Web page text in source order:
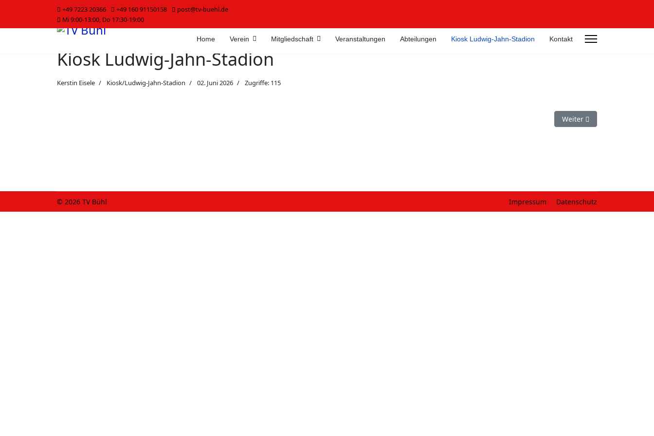
+49 7223 20366 +49 160 91150158
post@tv-buehl.de
Mi 9:00-13:00, Do 17:30-19:00
Home Verein Mitgliedschaft Veranstaltungen Abteilungen Kiosk Ludwig-Jahn-Stadion Kontakt
Kiosk Ludwig-Jahn-Stadion
Kerstin Eisele Kiosk/Ludwig-Jahn-Stadion 02. Juni 2026 Zugriffe: 115
Nächster Beitrag: Kiosk
Weiter
© 2026 TV Bühl Impressum Datenschutz